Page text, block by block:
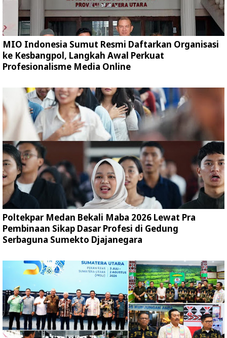
MIO Indonesia Sumut Resmi Daftarkan Organisasi
ke Kesbangpol, Langkah Awal Perkuat
Profesionalisme Media Online
Poltekpar Medan Bekali Maba 2026 Lewat Pra
Pembinaan Sikap Dasar Profesi di Gedung
Serbaguna Sumekto Djajanegara